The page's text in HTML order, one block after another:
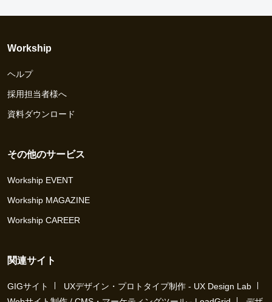
Workship
ヘルプ
採用担当者様へ
資料ダウンロード
その他のサービス
Workship EVENT
Workship MAGAZINE
Workship CAREER
関連サイト
GIGサイト
UXデザイン・プロトタイプ制作 - UX Design Lab